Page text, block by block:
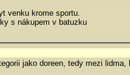
venku krome sportu.
s nákupem v batuzku
jako doreen, tedy mezi